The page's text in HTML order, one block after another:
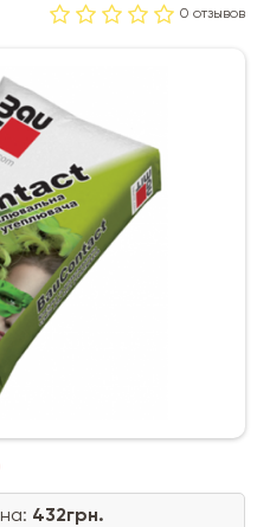
0 отзывов
432грн.